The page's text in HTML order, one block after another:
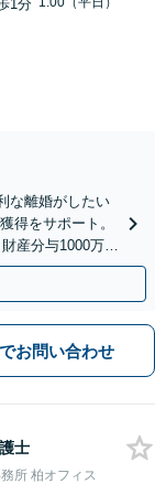
1分
な離婚がしたい
得をサポート。
産分与1000万に
お問い合わせ
士
所 柏オフィス